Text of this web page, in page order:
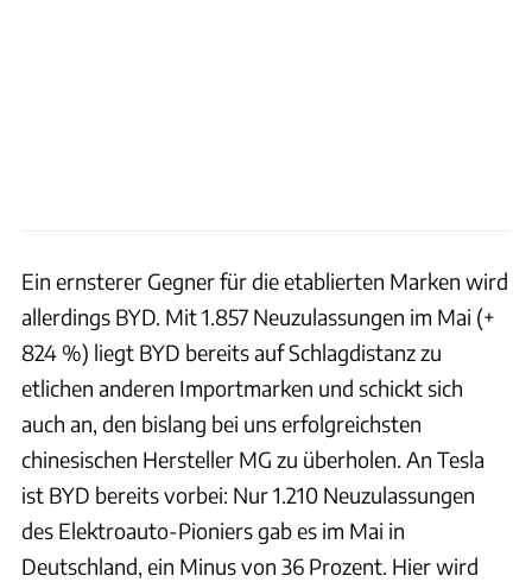
Ein ernsterer Gegner für die etablierten Marken wird
allerdings BYD. Mit 1.857 Neuzulassungen im Mai (+
824 %) liegt BYD bereits auf Schlagdistanz zu
etlichen anderen Importmarken und schickt sich
auch an, den bislang bei uns erfolgreichsten
chinesischen Hersteller MG zu überholen. An Tesla
ist BYD bereits vorbei: Nur 1.210 Neuzulassungen
des Elektroauto-Pioniers gab es im Mai in
Deutschland, ein Minus von 36 Prozent. Hier wird